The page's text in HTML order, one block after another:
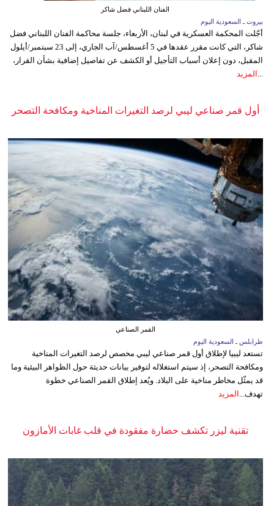
الفنان اللبناني فضل شاكر
بيروت ـ السعودية اليوم
أجّلت المحكمة العسكرية في لبنان، الأربعاء، جلسة محاكمة الفنان اللبناني فضل
شاكر، التي كانت مقرر عقدها في 5 أغسطس/آب الجاري، إلى 23 سبتمبر/أيلول
المقبل، دون إعلان أسباب التأجيل أو الكشف عن تفاصيل إضافية بشأن القرار،
المزيد
أول قمر صناعي ليبي لرصد التغيرات المناخية ومكافحة التصحر
القمر الصناعي
طرابلس ـ السعودية اليوم
تستعد ليبيا لإطلاق أول قمر صناعي ليبي مخصص لرصد التغيرات المناخية
ومكافحة التصحر، إذ سيتم استغلاله لتوفير بيانات حديثة حول الظواهر البيئية وما
قد يمثّل مخاطر مناخية على البلاد. ويُعد إطلاق القمر الصناعي خطوة
تهدف... المزيد
تقنية ليزر تكشف حضارة مفقودة في قلب غابات الأمازون